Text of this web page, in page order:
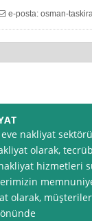
e-posta: osman-
nakliyat
olarak,
hizmetleri
olarak,